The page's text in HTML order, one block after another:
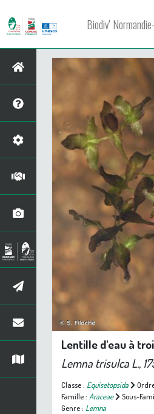
Biodiv'
Lentille d'eau à
Lemna trisulca L.,
Classe : Equisetopsida
Famille : Araceae Sous-
Genre : Lemna